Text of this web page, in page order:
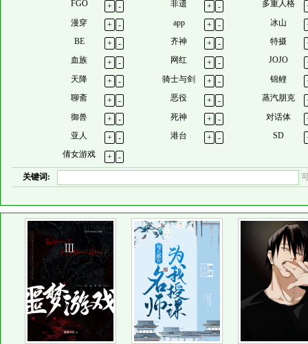
FGO
+ - 非遗 + - 多重人格
漫穿
+ - app + - 冰山
BE
+ - 齐神 + - 特摄
血族
+ - 网红 + - JOJO
天降
+ - 骑士与剑 + - 锦鲤
聊斋
+ - 恶役 + - 蒸汽朋克
御兽
+ - 死神 + - 对话体
亚人
+ - 港台 + - SD
倩女游戏
+ -
关键词: